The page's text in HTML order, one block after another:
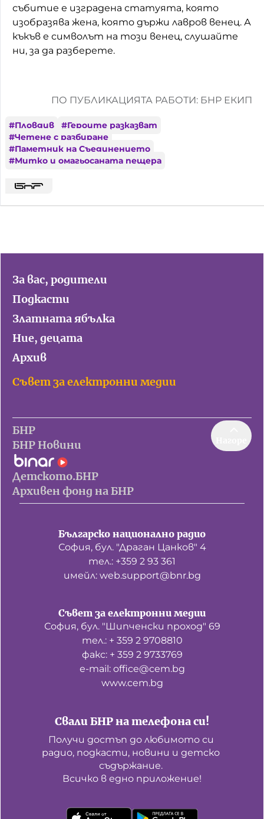
събитие е изградена статуята, която
изобразява жена, която държи лавров венец. А
къкъв е символът на този венец, слушайте
ни, за да разберете.
ПО ПУБЛИКАЦИЯТА РАБОТИ: БНР ЕКИП
#Пловдив #Героите разказват
#Четене с разбиране
#Паметник на Съединението
#Митко и омагьосаната пещера
За вас, родители
Подкасти
Златната ябълка
Ние, децата
Архив
Съвет за електронни медии
БНР
БНР Новини
Детското.БНР
Архивен фонд на БНР
Българско национално радио
София, бул. "Драган Цанков" 4
тел.: +359 2 93 361
имейл: web.support@bnr.bg
Свали БНР на телефона си!
Получи достъп до любимото си
радио, подкасти, новини и детско
съдържание.
Всичко в едно приложение!
Съвет за електронни медии
София, бул. "Шипченски проход" 69
тел.: + 359 2 9708810
факс: + 359 2 9733769
е-mail: office@cem.bg
www.cem.bg